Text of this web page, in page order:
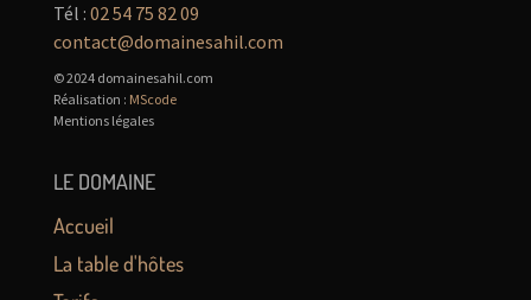
Tél : 02 54 75 82 09
contact@domainesahil.com
© 2024 domainesahil.com
Réalisation : MScode
Mentions légales
LE DOMAINE
Accueil
La table d'hôtes